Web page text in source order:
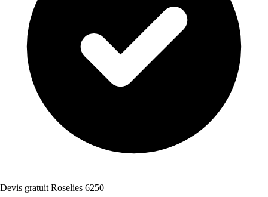
Devis gratuit Roselies 6250